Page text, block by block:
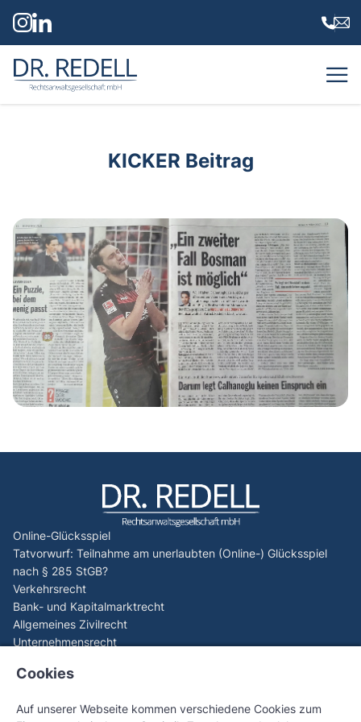
Dr. Redell Rechtsanwaltsgesellschaft mbH
KICKER Beitrag
Online-Glücksspiel
Tatvorwurf: Teilnahme am unerlaubten (Online-) Glücksspiel
nach § 285 StGB?
Verkehrsrecht
Bank- und Kapitalmarktrecht
Allgemeines Zivilrecht
Unternehmensrecht
EuGH (C-440/23): Spieler können Verluste aus illegalem
EuGH-Generalanwalt sorgt für Paukenschlag beim Online-
Cookies
Auf unserer Webseite kommen verschiedene Cookies zum